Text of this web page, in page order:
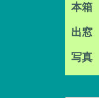
本箱
出窓
写真